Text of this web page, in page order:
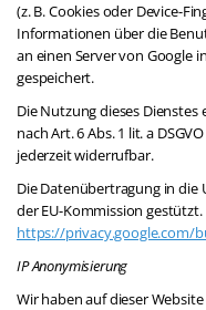
(z. B. Cookies oder Device-
Informationen über die
an einen Server von Google
gespeichert.
Die Nutzung dieses
nach Art. 6 Abs. 1 lit. a
jederzeit widerrufbar.
Die Datenübertragung in die
der EU-Kommission
https://privacy.google.com/
IP Anonymisierung
Wir haben auf dieser